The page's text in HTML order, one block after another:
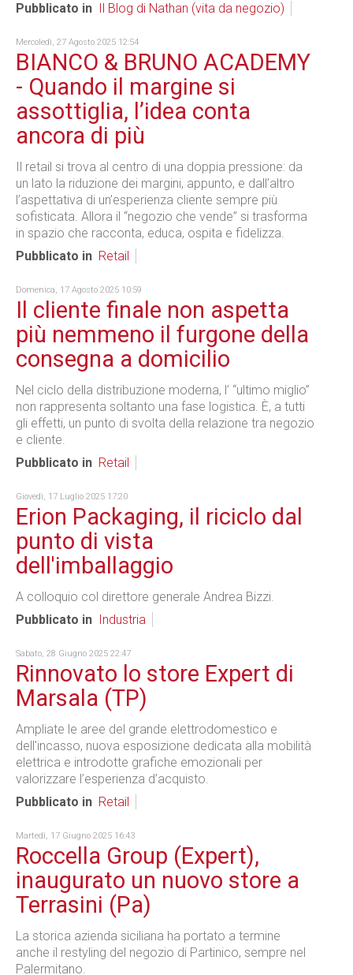
Pubblicato in
Il Blog di Nathan (vita da negozio)
Mercoledì, 27 Agosto 2025 12:54
BIANCO & BRUNO ACADEMY
- Quando il margine si
assottiglia, l’idea conta
ancora di più
Il retail si trova al centro di una doppia pressione: da
un lato la riduzione dei margini, appunto, e dall’altro
l’aspettativa di un’esperienza cliente sempre più
sofisticata. Allora il “negozio che vende” si trasforma
in spazio che racconta, educa, ospita e fidelizza.
Pubblicato in Retail
Domenica, 17 Agosto 2025 10:59
Il cliente finale non aspetta
più nemmeno il furgone della
consegna a domicilio
Nel ciclo della distribuzione moderna, l’ “ultimo miglio”
non rappresenta soltanto una fase logistica. È, a tutti
gli effetti, un punto di svolta della relazione tra negozio
e cliente.
Pubblicato in Retail
Giovedì, 17 Luglio 2025 17:20
Erion Packaging, il riciclo dal
punto di vista
dell'imballaggio
A colloquio col direttore generale Andrea Bizzi.
Pubblicato in
Industria
Sabato, 28 Giugno 2025 22:47
Rinnovato lo store Expert di
Marsala (TP)
Ampliate le aree del grande elettrodomestico e
dell'incasso, nuova esposizione dedicata alla mobilità
elettrica e introdotte grafiche emozionali per
valorizzare l’esperienza d’acquisto.
Pubblicato in Retail
Martedì, 17 Giugno 2025 16:43
Roccella Group (Expert),
inaugurato un nuovo store a
Terrasini (Pa)
La storica azienda siciliana ha portato a termine
anche il restyling del negozio di Partinico, sempre nel
Palermitano.